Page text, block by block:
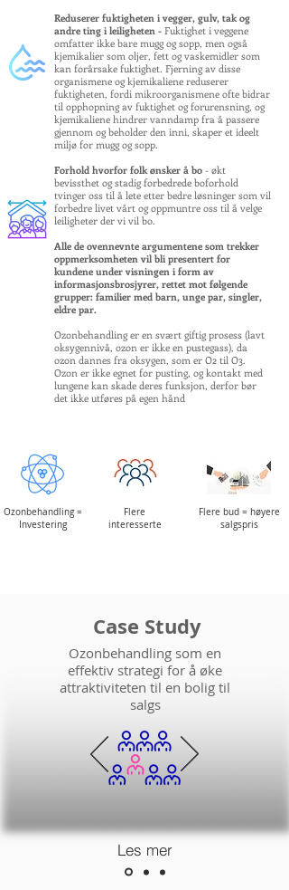
Reduserer fuktigheten i vegger, gulv, tak og
andre ting i leiligheten - Fuktighet i veggene
omfatter ikke bare mugg og sopp, men også
kjemikalier som oljer, fett og vaskemidler som
kan forårsake fuktighet. Fjerning av disse
organismene og kjemikaliene reduserer
fuktigheten, fordi mikroorganismene ofte bidrar
til opphopning av fuktighet og forurensning, og
kjemikaliene hindrer vanndamp fra å passere
gjennom og beholder den inni, skaper et ideelt
miljø for mugg og sopp.
Forhold hvorfor folk ønsker å bo - økt
bevissthet og stadig forbedrede boforhold
tvinger oss til å lete etter bedre løsninger som vil
forbedre livet vårt og oppmuntre oss til å velge
leiligheter der vi vil bo.
Alle de ovennevnte argumentene som trekker
oppmerksomheten vil bli presentert for
kundene under visningen i form av
informasjonsbrosjyrer, rettet mot følgende
grupper: familier med barn, unge par, singler,
eldre par.
Ozonbehandling er en svært giftig prosess (lavt
oksygennivå, ozon er ikke en pustegass), da
ozon dannes fra oksygen, som er O2 til O3.
Ozon er ikke egnet for pusting, og kontakt med
lungene kan skade deres funksjon, derfor bør
det ikke utføres på egen hånd
Ozonbehandling =
Investering
Flere
interesserte
Flere bud = høyere
salgspris
Case Study
Ozonbehandling som en
effektiv strategi for å øke
attraktiviteten til en bolig til
salgs
Les mer